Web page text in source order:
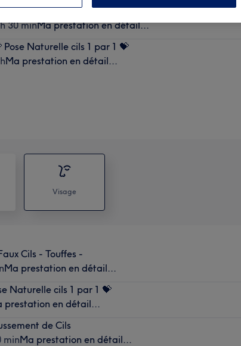
Retouche Naturelle des Cils 1 par 1 💝
30 minMa prestation en détail...
Pose Naturelle cils 1 par 1 💝
Ma prestation en détail...
Visage
Cils - Touffes -
Ma prestation en détail...
Naturelle cils 1 par 1 💝
prestation en détail...
de Cils
minMa prestation en détail...